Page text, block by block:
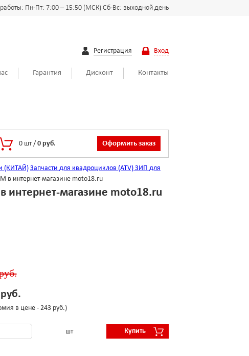
Пн-Пт: 7:00 – 15:50 (МСК) Сб-Вс: выходной день
Регистрация Вход
Гарантия Дисконт Контакты
0 шт / 0 руб. Оформить заказ
(КИТАЙ)Запчасти для квадроциклов (ATV) ЗИП для
в интернет-магазине moto18.ru
интернет-магазине moto18.ru
в цене - 243 руб.)
шт Купить